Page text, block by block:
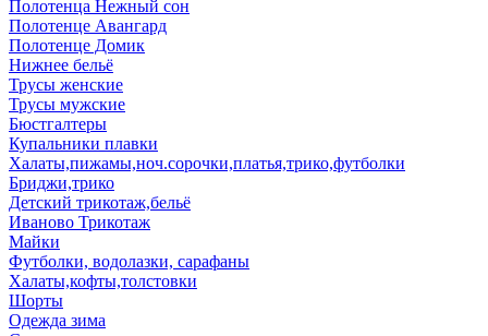
Полотенца Нежный сон
Полотенце Авангард
Полотенце Домик
Нижнее бельё
Трусы женские
Трусы мужские
Бюстгалтеры
Купальники плавки
Халаты,пижамы,ноч.сорочки,платья,трико,футболки
Бриджи,трико
Детский трикотаж,бельё
Иваново Трикотаж
Майки
Футболки, водолазки, сарафаны
Халаты,кофты,толстовки
Шорты
Одежда зима